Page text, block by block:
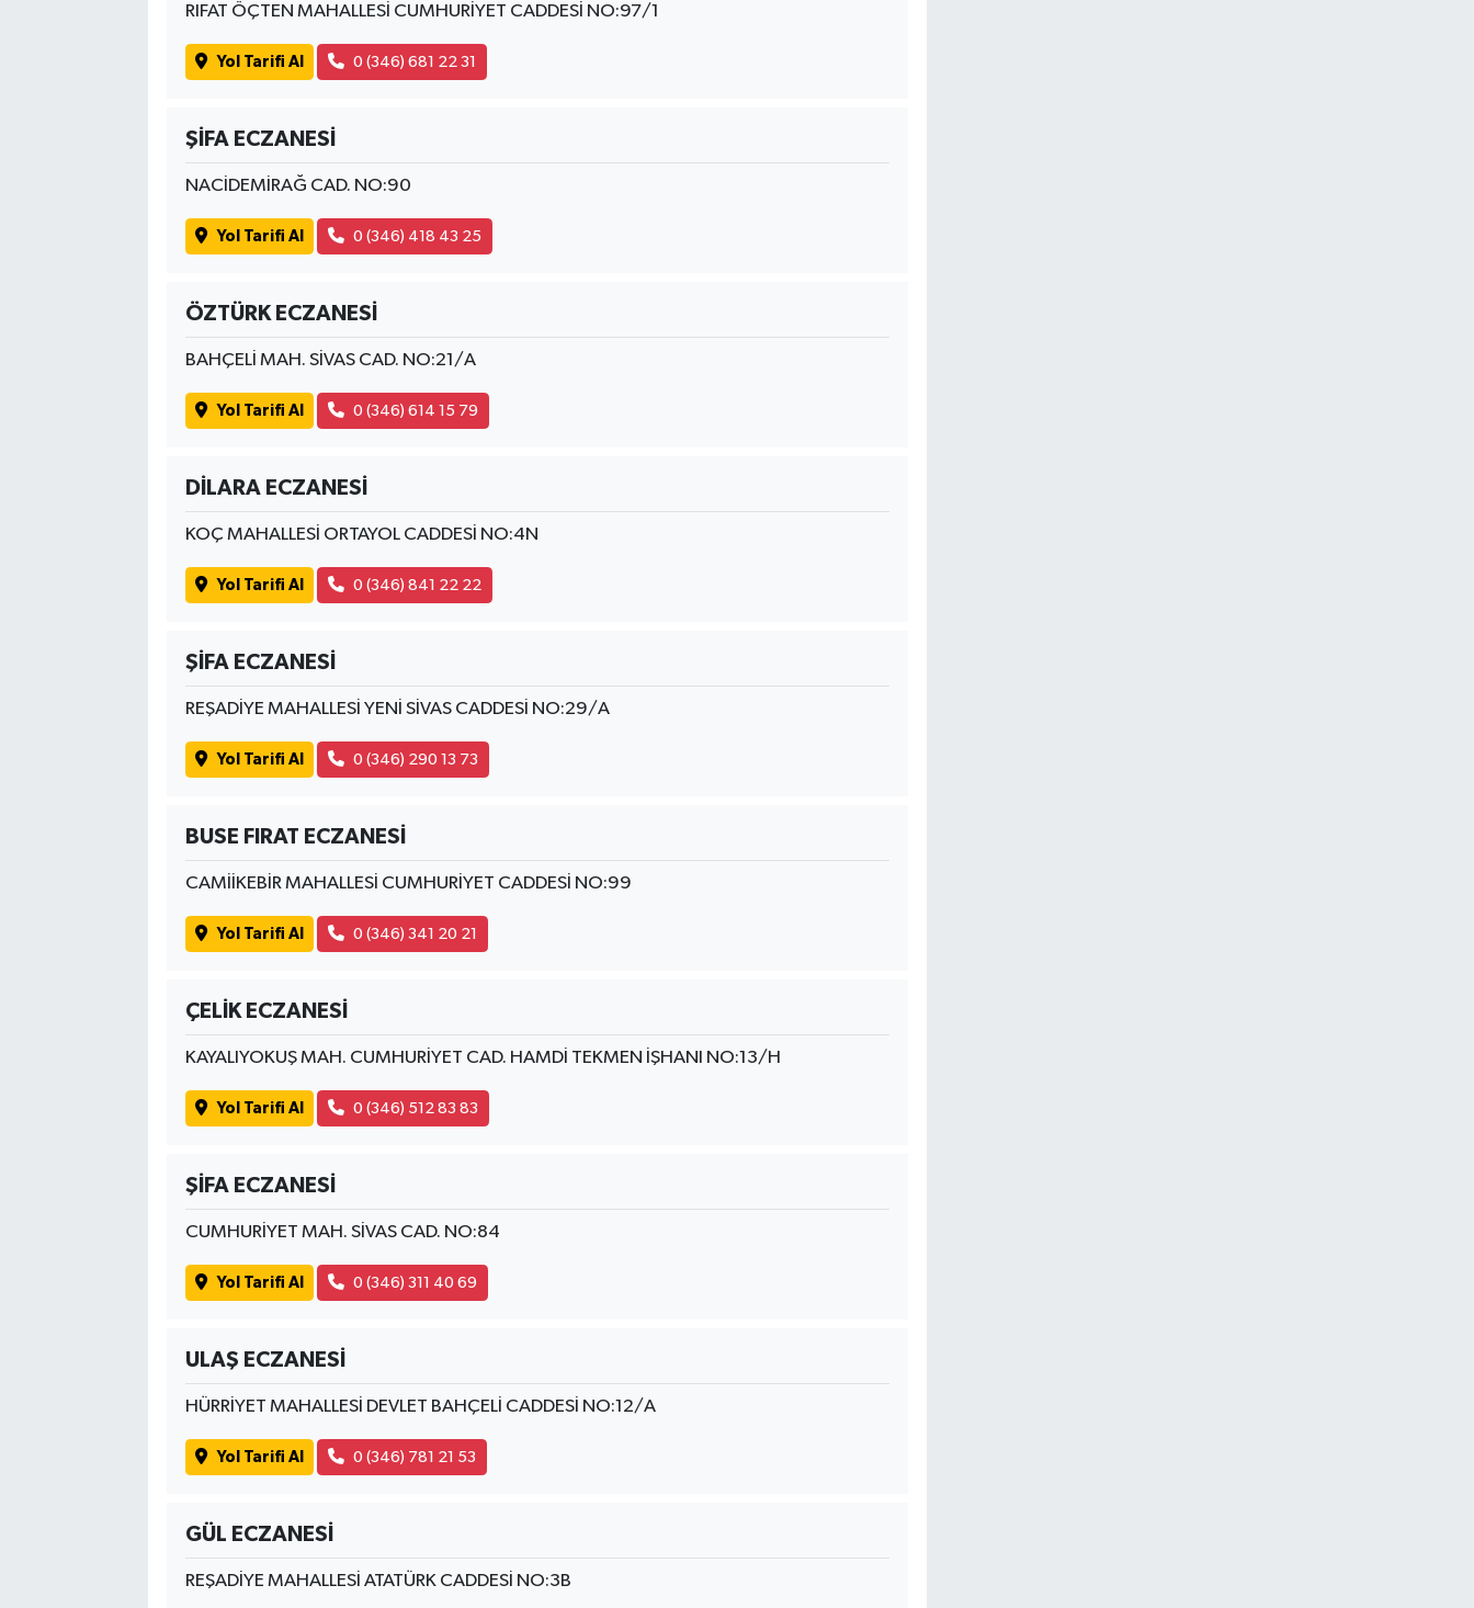
RIFAT ÖÇTEN MAHALLESİ CUMHURİYET CADDESİ NO:97/1
Yol Tarifi Al 0 (346) 681 22 31
ŞİFA ECZANESİ
NACİDEMİRAĞ CAD. NO:90
Yol Tarifi Al 0 (346) 418 43 25
ÖZTÜRK ECZANESİ
BAHÇELİ MAH. SİVAS CAD. NO:21/A
Yol Tarifi Al 0 (346) 614 15 79
DİLARA ECZANESİ
KOÇ MAHALLESİ ORTAYOL CADDESİ NO:4N
Yol Tarifi Al 0 (346) 841 22 22
ŞİFA ECZANESİ
REŞADİYE MAHALLESİ YENİ SİVAS CADDESİ NO:29/A
Yol Tarifi Al 0 (346) 290 13 73
BUSE FIRAT ECZANESİ
CAMİİKEBİR MAHALLESİ CUMHURİYET CADDESİ NO:99
Yol Tarifi Al 0 (346) 341 20 21
ÇELİK ECZANESİ
KAYALIYOKUŞ MAH. CUMHURİYET CAD. HAMDİ TEKMEN İŞHANI NO:13/H
Yol Tarifi Al 0 (346) 512 83 83
ŞİFA ECZANESİ
CUMHURİYET MAH. SİVAS CAD. NO:84
Yol Tarifi Al 0 (346) 311 40 69
ULAŞ ECZANESİ
HÜRRİYET MAHALLESİ DEVLET BAHÇELİ CADDESİ NO:12/A
Yol Tarifi Al 0 (346) 781 21 53
GÜL ECZANESİ
REŞADİYE MAHALLESİ ATATÜRK CADDESİ NO:3B